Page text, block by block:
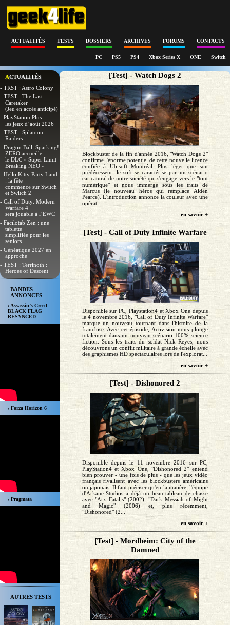
ACTUALITÉS TESTS DOSSIERS ARCHIVES FORUMS CONTACTS
PC PS5 PS4 Xbox Series X ONE Switch
ACTUALITÉS
- TRST : Astro Colony
- TEST : The Last
Caretaker
(Jeu en accès anticipé)
- PlayStation Plus :
les jeux d’août 2026
- TEST : Splatoon
Raiders
- Dragon Ball: Sparking!
ZERO accueille
le DLC « Super Limit-
Breaking NEO »
- Hello Kitty Party Land
: la fête
commence sur Switch
et Switch 2
- Call of Duty: Modern
Warfare 4
sera jouable à l’EWC
- Facilotab Zen : une
tablette
simplifiée pour les
seniors
- Généatique 2027 en
approche
- TEST : Terrinoth :
Heroes of Descent
BANDES
ANNONCES
› Assassin’s Creed
BLACK FLAG
RESYNCED
› Forza Horizon 6
› Pragmata
AUTRES TESTS
[Test] - Watch Dogs 2
Blockbuster de la fin d'année 2016, "Watch Dogs 2"
confirme l'énorme potentiel de cette nouvelle licence
confiée à Ubisoft Montréal. Plus léger que son
prédécesseur, le soft se caractérise par un scénario
caricatural de notre société qui s'engage vers le "tout
numérique" et nous immerge sous les traits de
Marcus (le nouveau héros qui remplace Aiden
Pearce). L'introduction annonce la couleur avec une
opérati...
en savoir +
[Test] - Call of Duty Infinite Warfare
Disponible sur PC, Playstation4 et Xbox One depuis
le 4 novembre 2016, "Call of Duty Infinite Warfare"
marque un nouveau tournant dans l'histoire de la
franchise. Avec cet épisode, Activision nous plonge
totalement dans un nouveau scénario 100% science
fiction. Sous les traits du soldat Nick Reyes, nous
découvrons un conflit militaire à grande échelle avec
des graphismes HD spectaculaires lors de l'explorat...
en savoir +
[Test] - Dishonored 2
Disponible depuis le 11 novembre 2016 sur PC,
PlayStation4 et Xbox One, "Dishonored 2" entend
bien prouver - une fois de plus - que les jeux vidéo
français rivalisent avec les blockbusters américains
ou japonais. Il faut préciser qu'en la matière, l'équipe
d'Arkane Studios a déjà un beau tableau de chasse
avec "Arx Fatalis" (2002), "Dark Messiah of Might
and Magic" (2006) et, plus récemment,
"Dishonored" (2...
en savoir +
[Test] - Mordheim: City of the
Damned